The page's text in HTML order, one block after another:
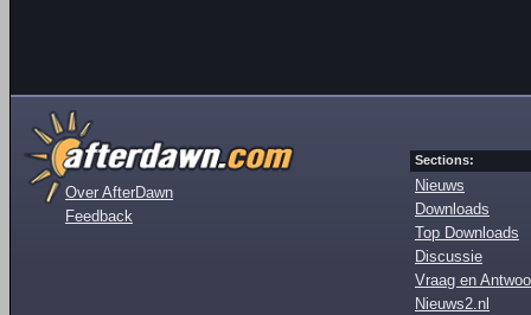
Over AfterDawn
Feedback
Sections:
Nieuws
Downloads
Top Downloads
Discussie
Vraag en
Nieuws2.nl